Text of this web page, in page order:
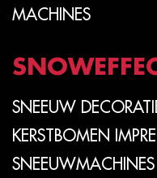
MACHINES
SNEEUW
KERSTBOMEN
SNEEUWMACHINES